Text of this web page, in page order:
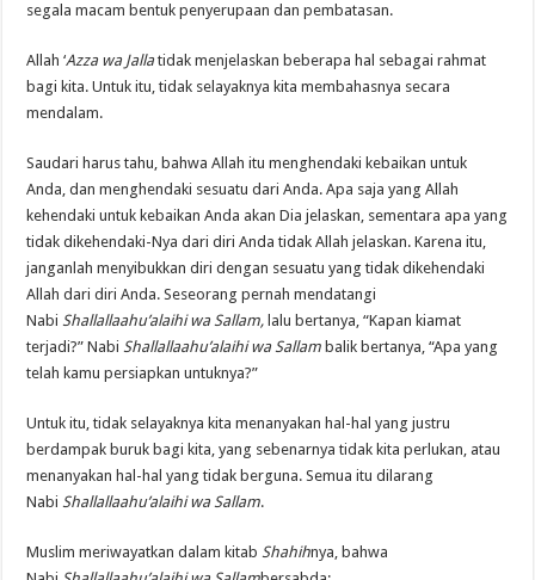
segala macam bentuk penyerupaan dan pembatasan.
Allah ‘Azza wa Jallatidak menjelaskan beberapa hal sebagai rahmat
bagi kita. Untuk itu, tidak selayaknya kita membahasnya secara
mendalam.
Saudari harus tahu, bahwa Allah itu menghendaki kebaikan untuk
Anda, dan menghendaki sesuatu dari Anda. Apa saja yang Allah
kehendaki untuk kebaikan Anda akan Dia jelaskan, sementara apa yang
tidak dikehendaki-Nya dari diri Anda tidak Allah jelaskan. Karena itu,
janganlah menyibukkan diri dengan sesuatu yang tidak dikehendaki
Allah dari diri Anda. Seseorang pernah mendatangi
NabiShallallaahu’alaihi wa Sallam, lalu bertanya, “Kapan kiamat
terjadi?” NabiShallallaahu’alaihi wa Sallam balik bertanya, “Apa yang
telah kamu persiapkan untuknya?”
Untuk itu, tidak selayaknya kita menanyakan hal-hal yang justru
berdampak buruk bagi kita, yang sebenarnya tidak kita perlukan, atau
menanyakan hal-hal yang tidak berguna. Semua itu dilarang
NabiShallallaahu’alaihi wa Sallam.
Muslim meriwayatkan dalam kitabShahihnya, bahwa